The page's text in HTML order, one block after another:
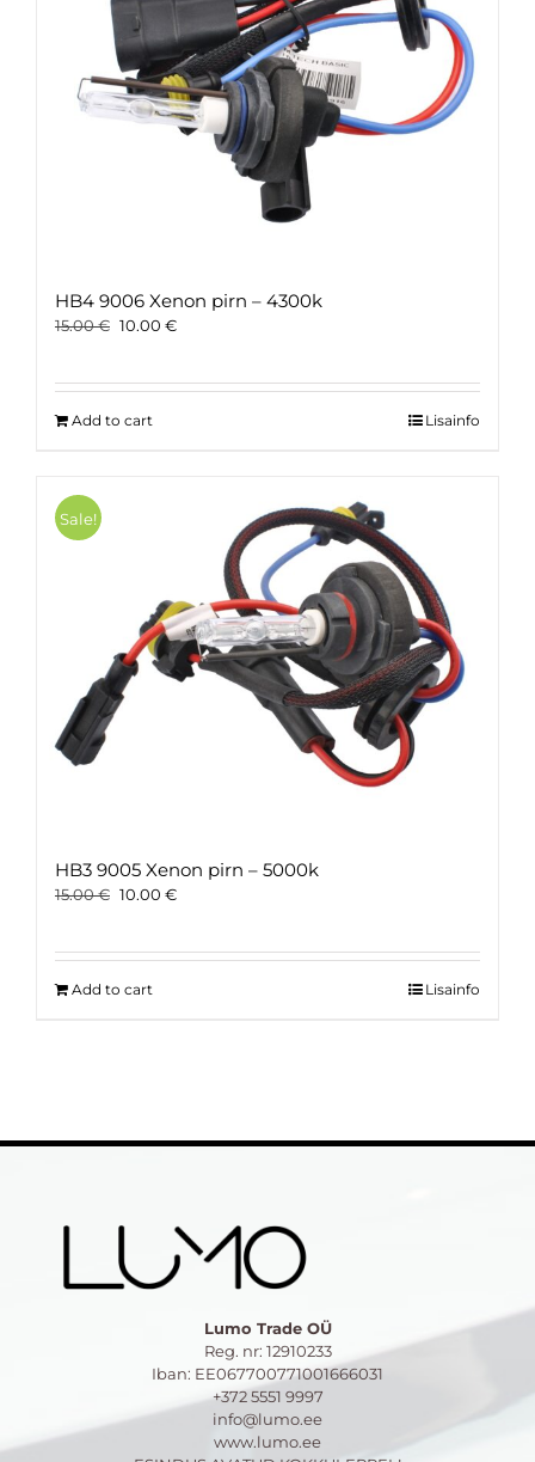
HB4 9006 Xenon pirn – 4300k
15.00€ Original
15.00 €.
10.00 €Current
10.00 €.
Add to cart Lisainfo
Sale!
HB3 9005 Xenon pirn – 5000k
15.00€ Original
15.00 €.
10.00 €Current
10.00 €.
Add to cart Lisainfo
Lumo Trade OÜ
Reg. nr: 12910233
Iban: EE067700771001666031
+372 5551 9997
info@lumo.ee
www.lumo.ee